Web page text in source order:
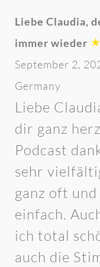
Liebe Claudia,
immer wieder
September 2,
Germany
Liebe
dir ganz
Podcast
sehr
ganz oft
einfach.
ich total
auch die